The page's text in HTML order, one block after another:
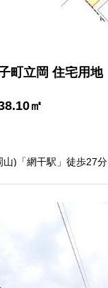
町立岡 住宅用地
㎡
)「網干駅」徒歩27分